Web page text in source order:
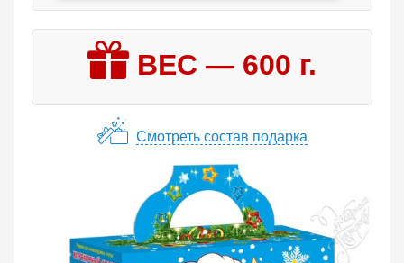
ВЕС — 600 г.
Смотреть состав подарка